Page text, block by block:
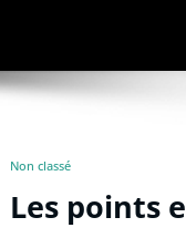
Non classé
Les points